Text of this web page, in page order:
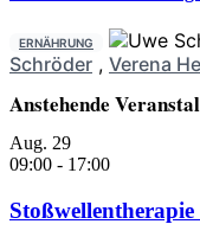
ERNÄHRUNG
Schröder , Verena
Anstehende
Aug. 29
09:00 - 17:00